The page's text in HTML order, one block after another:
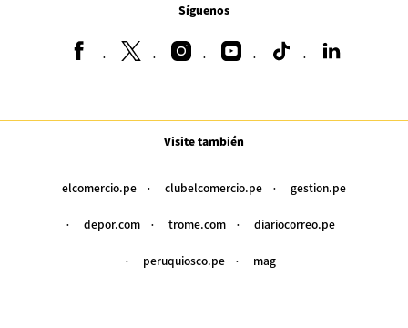
Síguenos
Visite también
elcomercio.pe clubelcomercio.pe gestion.pe
depor.com trome.com diariocorreo.pe
peruquiosco.pe mag